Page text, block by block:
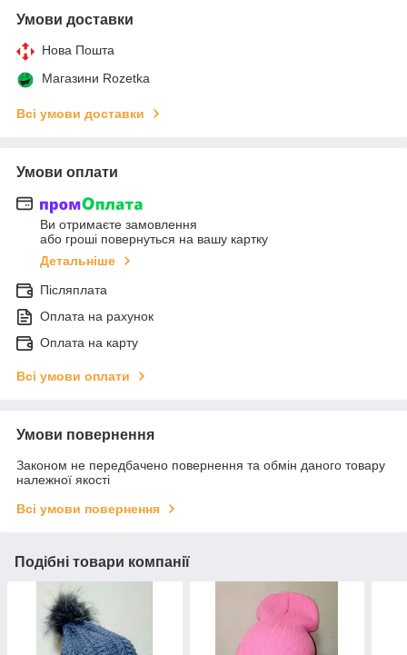
Умови доставки
Нова Пошта
Магазини Rozetka
Всі умови доставки
Умови оплати
Ви отримаєте замовлення
або гроші повернуться на вашу картку
Детальніше
Післяплата
Оплата на рахунок
Оплата на карту
Всі умови оплати
Умови повернення
Законом не передбачено повернення та обмін даного товару
належної якості
Всі умови повернення
Подібні товари компанії